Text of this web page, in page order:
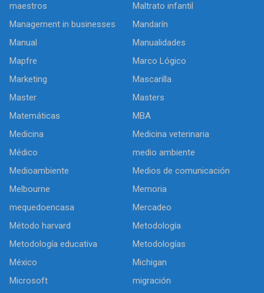
maestros
Maltrato infantil
Management in businesses
Mandarín
Manual
Manualidades
Mapfre
Marco Lógico
Marketing
Mascarilla
Master
Masters
Matemáticas
MBA
Medicina
Medicina veterinaria
Médico
medio ambiente
Medioambiente
Medios de comunicación
Melbourne
Memoria
mequedoencasa
Mercadeo
Método harvard
Metodología
Metodología educativa
Metodologías
México
Michigan
Microsoft
migración